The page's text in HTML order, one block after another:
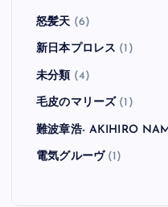
怒髪天 (6)
新日本プロレス (1)
未分類 (4)
毛皮のマリーズ (1)
難波章浩- AKIHIRO
電気グルーヴ(1)